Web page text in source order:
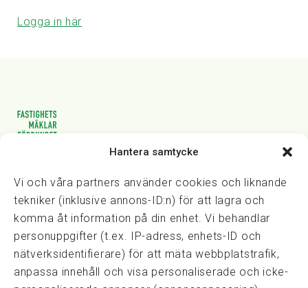
Hantera samtycke
Vi och våra partners använder cookies och liknande
tekniker (inklusive annons-ID:n) för att lagra och
komma åt information på din enhet. Vi behandlar
personuppgifter (t.ex. IP-adress, enhets-ID och
nätverksidentifierare) för att mäta webbplatstrafik,
anpassa innehåll och visa personaliserade och icke-
Logga in här
Vasagatan 28, 111 20 Stockholm
kansli@fmf.se
Snabblänkar
Prisexempel
Medarbetare